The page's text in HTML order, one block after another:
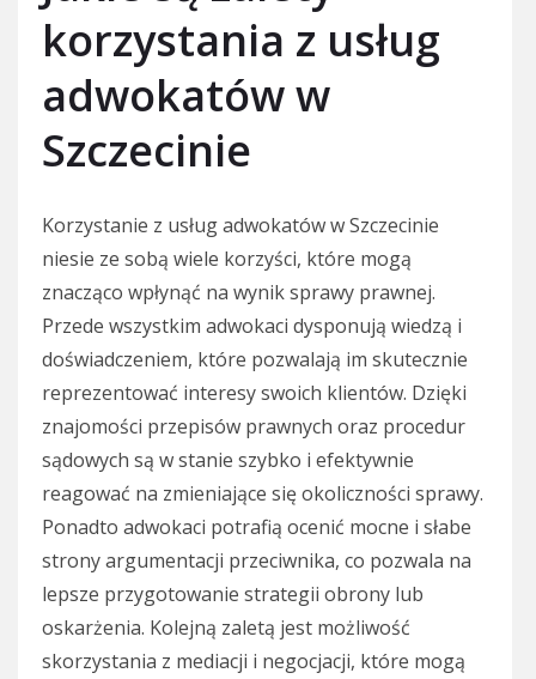
korzystania z usług
adwokatów w
Szczecinie
Korzystanie z usług adwokatów w Szczecinie
niesie ze sobą wiele korzyści, które mogą
znacząco wpłynąć na wynik sprawy prawnej.
Przede wszystkim adwokaci dysponują wiedzą i
doświadczeniem, które pozwalają im skutecznie
reprezentować interesy swoich klientów. Dzięki
znajomości przepisów prawnych oraz procedur
sądowych są w stanie szybko i efektywnie
reagować na zmieniające się okoliczności sprawy.
Ponadto adwokaci potrafią ocenić mocne i słabe
strony argumentacji przeciwnika, co pozwala na
lepsze przygotowanie strategii obrony lub
oskarżenia. Kolejną zaletą jest możliwość
skorzystania z mediacji i negocjacji, które mogą